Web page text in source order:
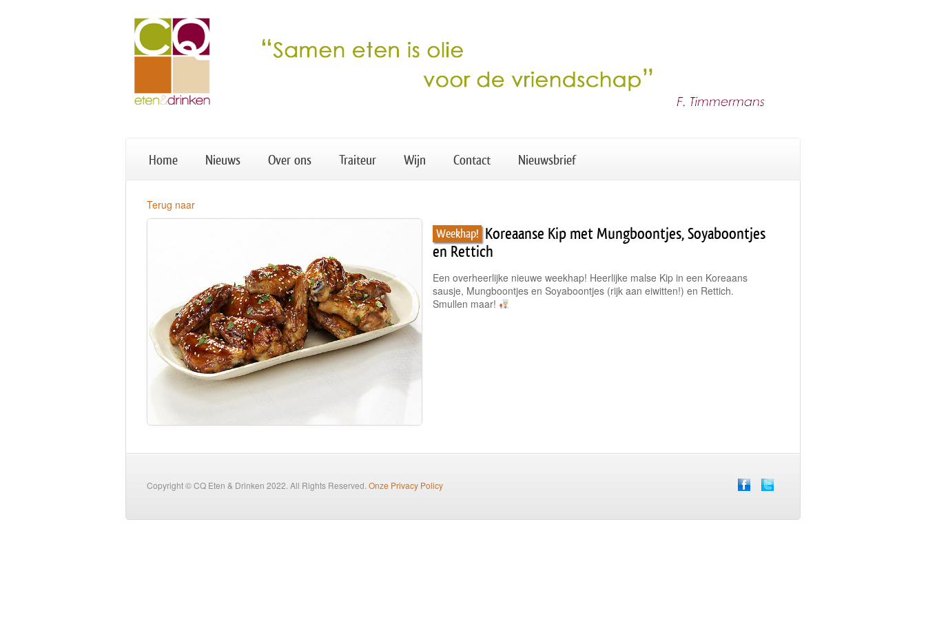
Home Nieuws Over ons Traiteur Wijn Contact Nieuwsbrief
Terug naar
Weekhap! Koreaanse Kip met Mungboontjes, Soyaboontjes
en Rettich
Een overheerlijke nieuwe weekhap! Heerlijke malse Kip in een Koreaans
sausje, Mungboontjes en Soyaboontjes (rijk aan eiwitten!) en Rettich.
Smullen maar!
Copyright © CQ Eten & Drinken 2022. All Rights Reserved. Onze Privacy Policy